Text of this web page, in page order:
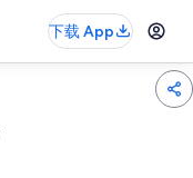
下载 App